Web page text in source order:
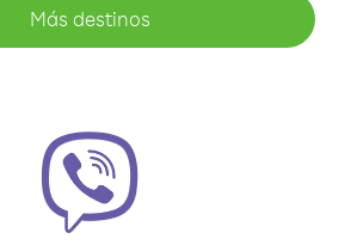
Más destinos